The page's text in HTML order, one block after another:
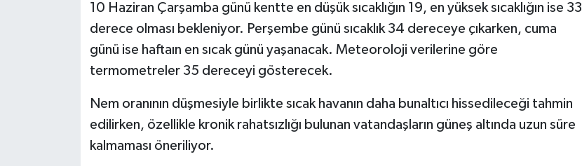
10 Haziran Çarşamba günü kentte en düşük sıcaklığın 19, en yüksek sıcaklığın ise 33
derece olması bekleniyor. Perşembe günü sıcaklık 34 dereceye çıkarken, cuma
günü ise haftaın en sıcak günü yaşanacak. Meteoroloji verilerine göre
termometreler 35 dereceyi gösterecek.
Nem oranının düşmesiyle birlikte sıcak havanın daha bunaltıcı hissedileceği tahmin
edilirken, özellikle kronik rahatsızlığı bulunan vatandaşların güneş altında uzun süre
kalmaması öneriliyor.